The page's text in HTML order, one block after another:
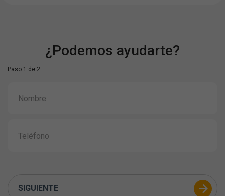
¿Podemos ayudarte?
Paso 1 de 2
SIGUIENTE